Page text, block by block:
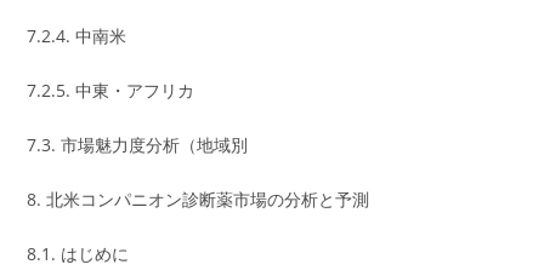
7.2.4. 中南米
7.2.5. 中東・アフリカ
7.3. 市場魅力度分析（地域別
8. 北米コンパニオン診断薬市場の分析と予測
8.1. はじめに